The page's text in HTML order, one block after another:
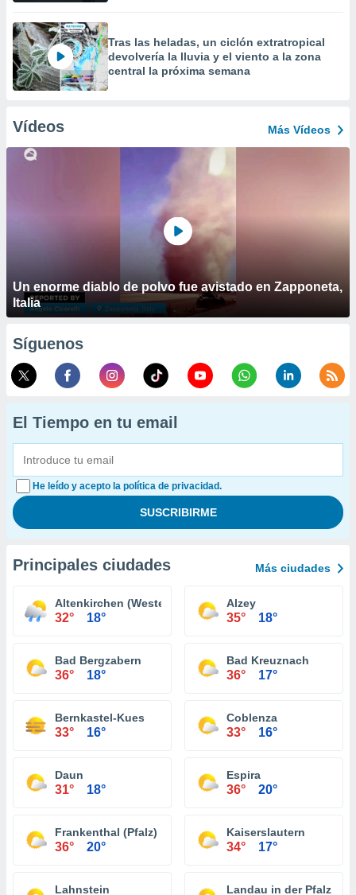
Tras las heladas, un ciclón extratropical
devolvería la lluvia y el viento a la zona
central la próxima semana
Vídeos Más Vídeos
Un enorme diablo de polvo fue avistado en Zapponeta,
Italia
Síguenos
El Tiempo en tu email
He leído y acepto la política de privacidad.
Principales ciudades Más ciudades
Altenkirchen (Westerwald)
32° 18°
Alzey
35° 18°
Bad Bergzabern
36° 18°
Bad Kreuznach
36° 17°
Bernkastel-Kues
33° 16°
Coblenza
33° 16°
Daun
31° 18°
Espira
36° 20°
Frankenthal (Pfalz)
36° 20°
Kaiserslautern
34° 17°
Lahnstein Landau in der Pfalz